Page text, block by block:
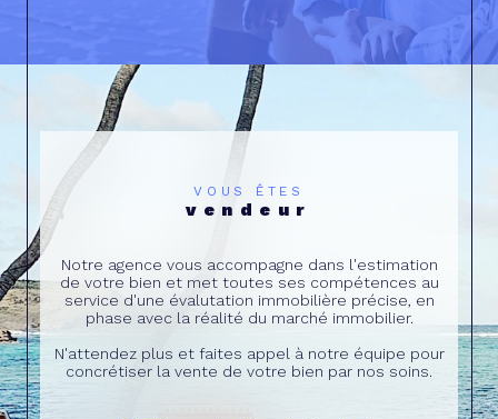
et sa proximité au service de votre tranquillité.
Grâce à notre approche personnalisée, nous vous
aidons à prendre les meilleures décisions pour
sécuriser, valoriser et faire évoluer votre
patrimoine. Avec Lakaz, vous bénéficiez d’un
service simple, efficace et humain, pensé pour
répondre aux besoins du marché réunionnais.
VOUS ÊTES
vendeur
Notre agence vous accompagne dans l'estimation
de votre bien et met toutes ses compétences au
service d'une évalutation immobilière précise, en
phase avec la réalité du marché immobilier.
N'attendez plus et faites appel à notre équipe pour
concrétiser la vente de votre bien par nos soins.